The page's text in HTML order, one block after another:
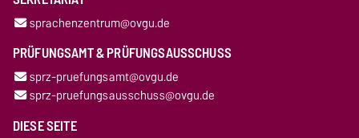
sprachenzentrum@ovgu.de
PRÜFUNGSAMT & PRÜFUNGSAUSSCHUSS
sprz-pruefungsamt@ovgu.de
sprz-pruefungsausschuss@ovgu.de
DIESE SEITE